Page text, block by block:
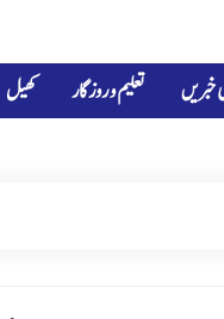
خبریں تعلیم و روزگار کھیل